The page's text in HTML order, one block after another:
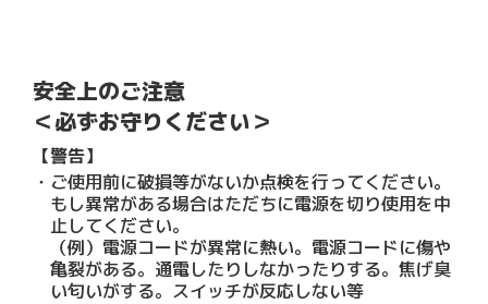
安全上のご注意
＜必ずお守りください＞
【警告】
ご使用前に破損等がないか点検を行ってください。
もし異常がある場合はただちに電源を切り使用を中
止してください。
（例）電源コードが異常に熱い。電源コードに傷や
亀裂がある。通電したりしなかったりする。焦げ臭
い匂いがする。スイッチが反応しない等